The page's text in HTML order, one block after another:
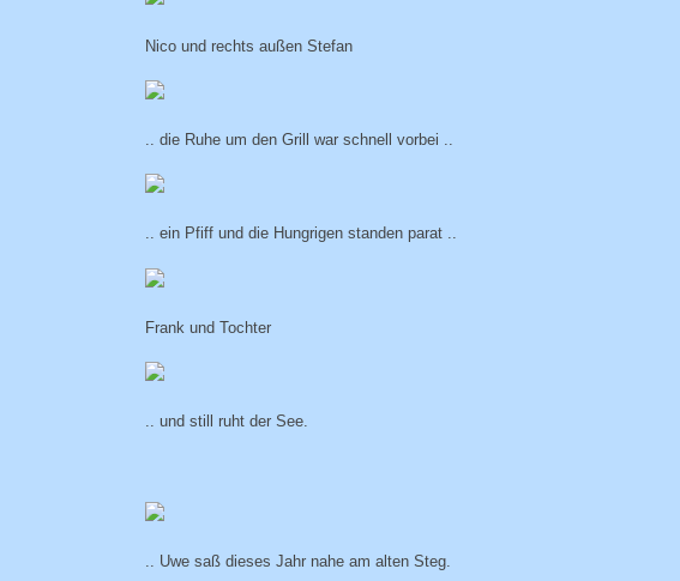
Nico und rechts außen Stefan
.. die Ruhe um den Grill war schnell vorbei ..
.. ein Pfiff und die Hungrigen standen parat ..
Frank und Tochter
.. und still ruht der See.
.. Uwe saß dieses Jahr nahe am alten Steg.